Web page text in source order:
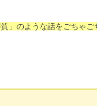
」のような話をごちゃ